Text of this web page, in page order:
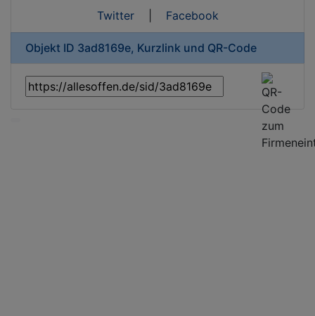
Twitter| Facebook
Objekt ID 3ad8169e, Kurzlink und QR-Code